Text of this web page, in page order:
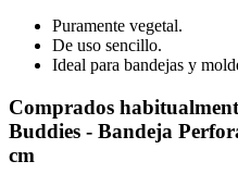
Puramente vegetal.
De uso sencillo.
Ideal para bandejas y
Comprados
Buddies - Bandeja
cm